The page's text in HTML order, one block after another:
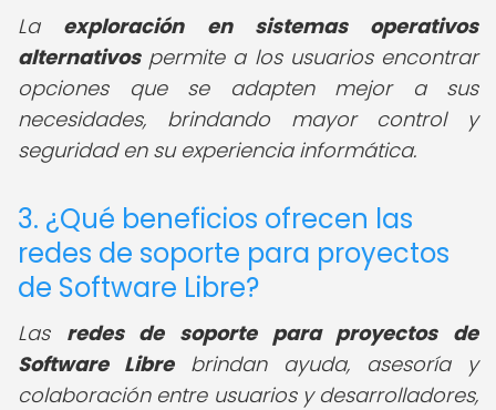
La exploración en sistemas operativos
alternativospermite a los usuarios encontrar
opciones que se adapten mejor a sus
necesidades, brindando mayor control y
seguridad en su experiencia informática.
3. ¿Qué beneficios ofrecen las
redes de soporte para proyectos
de Software Libre?
Las redes de soporte para proyectos de
Software Librebrindan ayuda, asesoría y
colaboración entre usuarios y desarrolladores,